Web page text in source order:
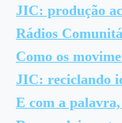
JIC: produção
Rádios
Como os
JIC: reciclando
E com a